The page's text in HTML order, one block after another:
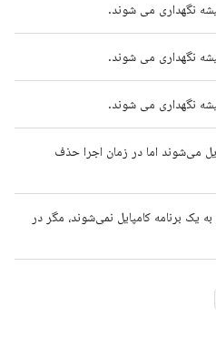
نگهداری می شوند.
نگهداری می شوند.
نگهداری می شوند.
می‌شوند اما در زمان اجرا حذف
یک برنامه کامپایل نمی‌شوند، مگر در